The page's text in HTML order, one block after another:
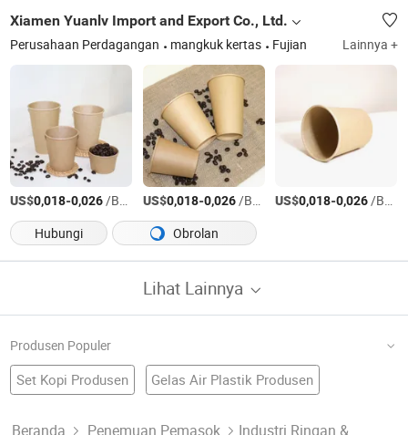
Xiamen Yuanlv Import and Export Co., Ltd.
Perusahaan Perdagangan mangkuk kertas Fujian Lainnya +
US$0,018-0,026/Bagian US$0,018-0,026/Bagian US$0,018-0,026/Bagian
Hubungi
Obrolan
Lihat Lainnya
Produsen Populer
Set Kopi Produsen Gelas Air Plastik Produsen
Beranda Penemuan Pemasok Industri Ringan &